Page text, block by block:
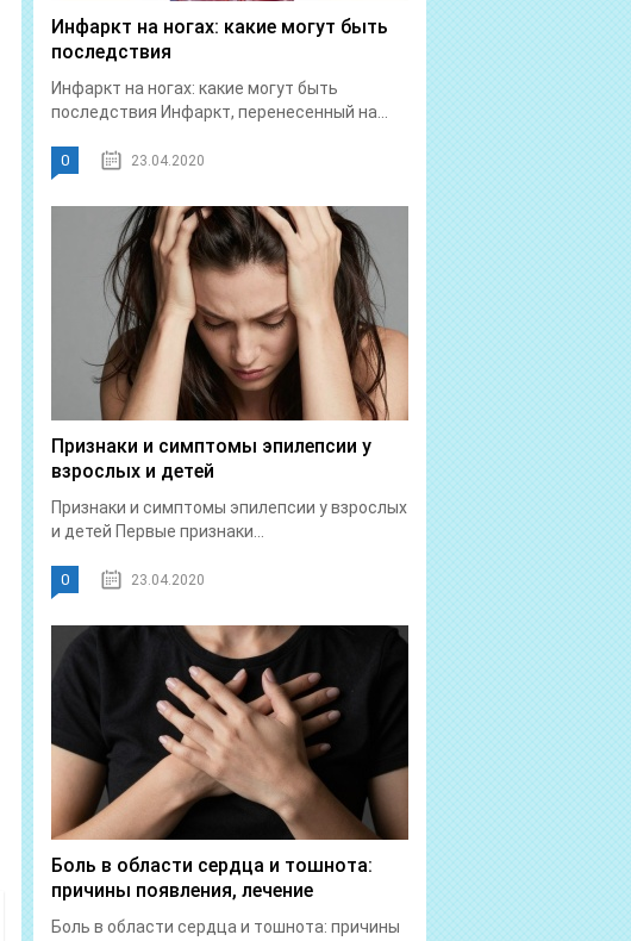
Инфаркт на ногах: какие могут быть
последствия
Инфаркт на ногах: какие могут быть
последствия Инфаркт, перенесенный на...
0 23.04.2020
Признаки и симптомы эпилепсии у
взрослых и детей
Признаки и симптомы эпилепсии у взрослых
и детей Первые признаки...
0 23.04.2020
Боль в области сердца и тошнота:
причины появления, лечение
Боль в области сердца и тошнота: причины